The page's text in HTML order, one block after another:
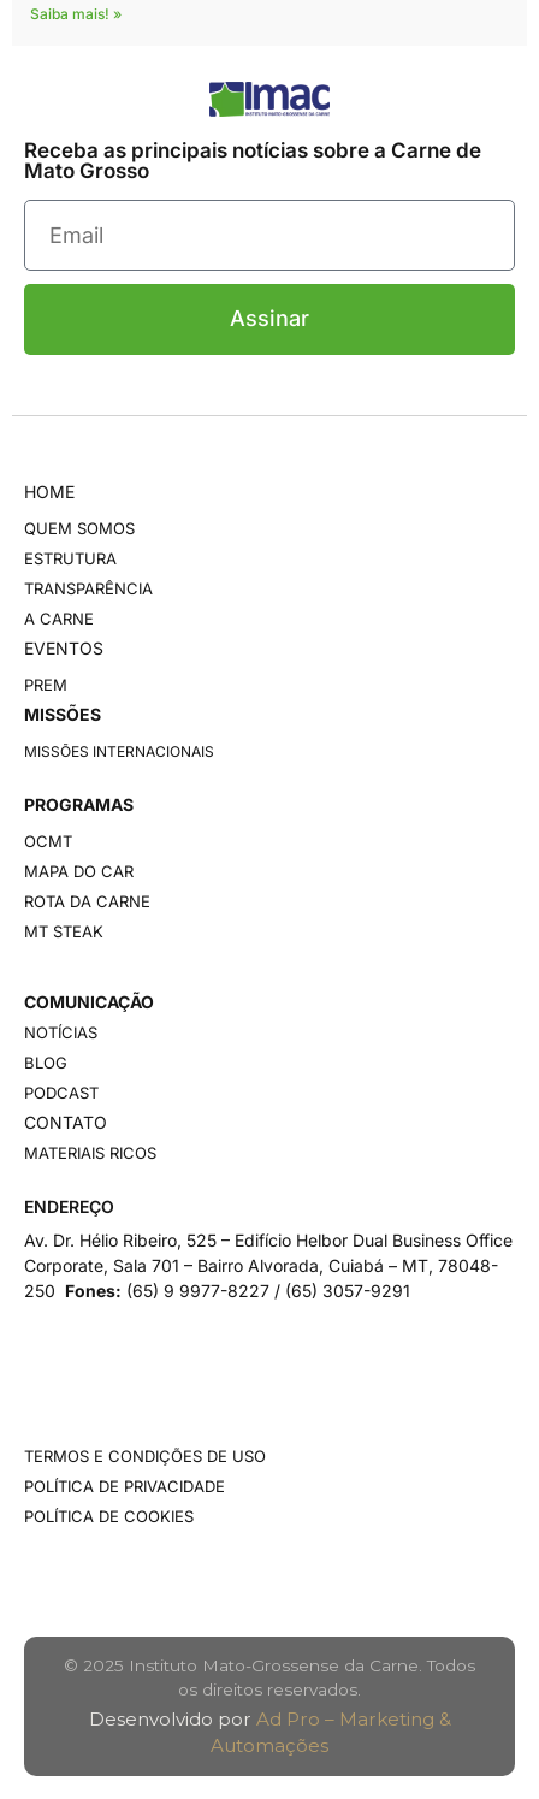
Saiba mais! »
Receba as principais notícias sobre a Carne de
Mato Grosso
Assinar
HOME
QUEM SOMOS
ESTRUTURA
TRANSPARÊNCIA
A CARNE
EVENTOS
PREM
MISSÕES
MISSÕES INTERNACIONAIS
PROGRAMAS
OCMT
MAPA DO CAR
ROTA DA CARNE
MT STEAK
COMUNICAÇÃO
NOTÍCIAS
BLOG
PODCAST
CONTATO
MATERIAIS RICOS
ENDEREÇO
Av. Dr. Hélio Ribeiro, 525 – Edifício Helbor Dual Business Office
Corporate, Sala 701 – Bairro Alvorada, Cuiabá – MT, 78048-
250 Fones: (65) 9 9977-8227 / (65) 3057-9291
TERMOS E CONDIÇÕES DE USO
POLÍTICA DE PRIVACIDADE
POLÍTICA DE COOKIES
© 2025 Instituto Mato-Grossense da Carne. Todos
os direitos reservados.
Desenvolvido por Ad Pro – Marketing &
Automações